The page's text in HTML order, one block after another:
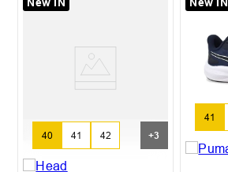
40 41 42 +3
41